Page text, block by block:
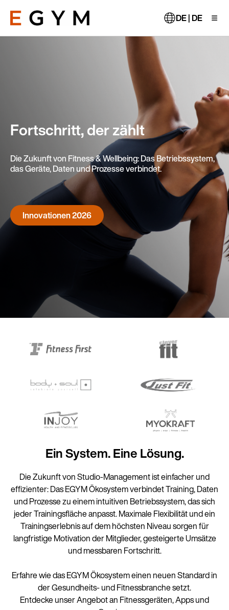
zum
Inhalt DE | DE
Fortschritt, der zählt
Die Zukunft von Fitness & Wellbeing: Das Betriebssystem,
das Geräte, Daten und Prozesse verbindet.
Innovationen 2026
Ein System. Eine Lösung.
Die Zukunft von Studio-Management ist einfacher und
effizienter: Das EGYM Ökosystem verbindet Training, Daten
und Prozesse zu einem intuitiven Betriebssystem, das sich
jeder Trainingsfläche anpasst. Maximale Flexibilität und ein
Trainingserlebnis auf dem höchsten Niveau sorgen für
langfristige Motivation der Mitglieder, gesteigerte Umsätze
und messbaren Fortschritt.
Erfahre wie das EGYM Ökosystem einen neuen Standard in
der Gesundheits- und Fitnessbranche setzt.
Entdecke unser Angebot an Fitnessgeräten, Apps und